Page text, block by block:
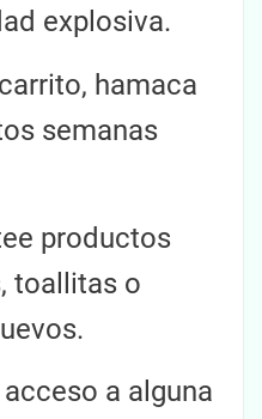
explosiva.
hamaca
semanas
productos
toallitas o
a alguna